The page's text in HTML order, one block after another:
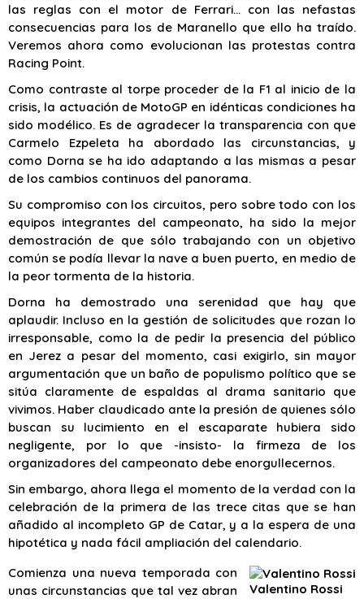
las reglas con el motor de Ferrari… con las nefastas
consecuencias para los de Maranello que ello ha traído.
Veremos ahora como evolucionan las protestas contra
Racing Point.
Como contraste al torpe proceder de la F1 al inicio de la
crisis, la actuación de MotoGP en idénticas condiciones ha
sido modélico. Es de agradecer la transparencia con que
Carmelo Ezpeleta ha abordado las circunstancias, y
como Dorna se ha ido adaptando a las mismas a pesar
de los cambios continuos del panorama.
Su compromiso con los circuitos, pero sobre todo con los
equipos integrantes del campeonato, ha sido la mejor
demostración de que sólo trabajando con un objetivo
común se podía llevar la nave a buen puerto, en medio de
la peor tormenta de la historia.
Dorna ha demostrado una serenidad que hay que
aplaudir. Incluso en la gestión de solicitudes que rozan lo
irresponsable, como la de pedir la presencia del público
en Jerez a pesar del momento, casi exigirlo, sin mayor
argumentación que un baño de populismo político que se
sitúa claramente de espaldas al drama sanitario que
vivimos. Haber claudicado ante la presión de quienes sólo
buscan su lucimiento en el escaparate hubiera sido
negligente, por lo que -insisto- la firmeza de los
organizadores del campeonato debe enorgullecernos.
Sin embargo, ahora llega el momento de la verdad con la
celebración de la primera de las trece citas que se han
añadido al incompleto GP de Catar, y a la espera de una
hipotética y nada fácil ampliación del calendario.
Valentino Rossi
Comienza una nueva temporada con
unas circunstancias que tal vez abran